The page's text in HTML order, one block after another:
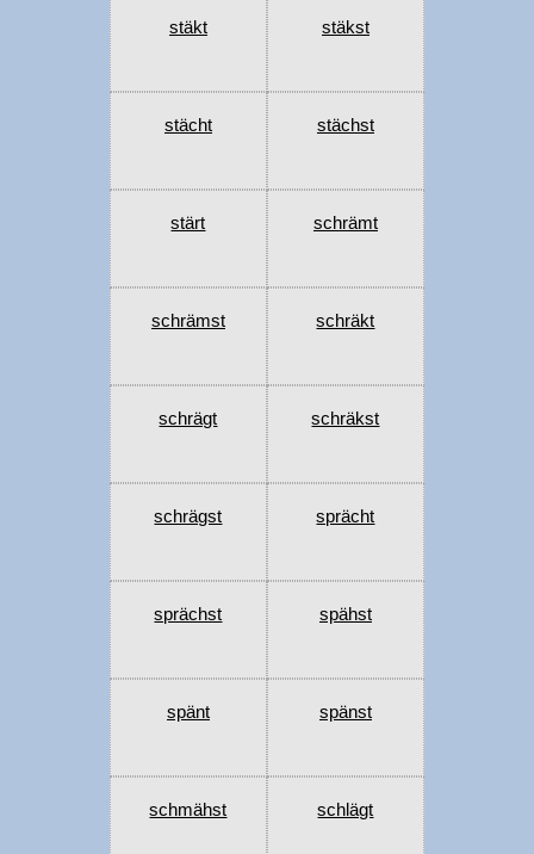
stäkt stäkst
stächt stächst
stärt schrämt
schrämst schräkt
schrägt schräkst
schrägst sprächt
sprächst spähst
spänt spänst
schmähst schlägt